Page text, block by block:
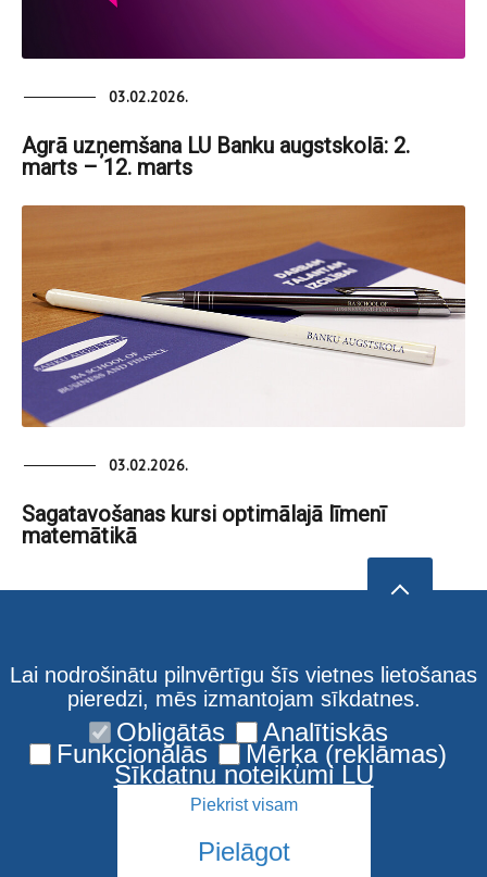
03.02.2026.
Agrā uzņemšana LU Banku augstskolā: 2.
marts – 12. marts
03.02.2026.
Sagatavošanas kursi optimālajā līmenī
matemātikā
Lai nodrošinātu pilnvērtīgu šīs vietnes lietošanas
pieredzi, mēs izmantojam sīkdatnes.
Obligātās Analītiskās
Funkcionālās Mērķa (reklāmas)
Sīkdatņu noteikumi LU
Piekrist visam
Pielāgot